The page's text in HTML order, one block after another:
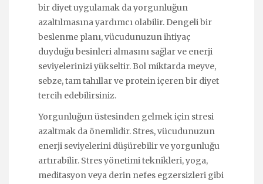
bir diyet uygulamak da yorgunluğun
azaltılmasına yardımcı olabilir. Dengeli bir
beslenme planı, vücudunuzun ihtiyaç
duyduğu besinleri almasını sağlar ve enerji
seviyelerinizi yükseltir. Bol miktarda meyve,
sebze, tam tahıllar ve protein içeren bir diyet
tercih edebilirsiniz.
Yorgunluğun üstesinden gelmek için stresi
azaltmak da önemlidir. Stres, vücudunuzun
enerji seviyelerini düşürebilir ve yorgunluğu
artırabilir. Stres yönetimi teknikleri, yoga,
meditasyon veya derin nefes egzersizleri gibi